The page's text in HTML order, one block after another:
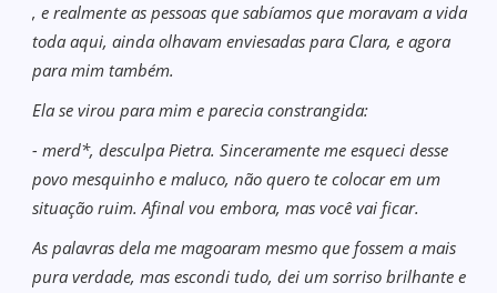
, e realmente as pessoas que sabíamos que moravam a vida
toda aqui, ainda olhavam enviesadas para Clara, e agora
para mim também.
Ela se virou para mim e parecia constrangida:
- merd*, desculpa Pietra. Sinceramente me esqueci desse
povo mesquinho e maluco, não quero te colocar em um
situação ruim. Afinal vou embora, mas você vai ficar.
As palavras dela me magoaram mesmo que fossem a mais
pura verdade, mas escondi tudo, dei um sorriso brilhante e